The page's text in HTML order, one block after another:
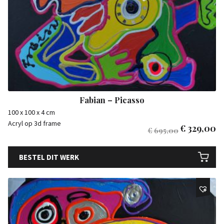
Fabian – Picasso
100 x 100 x 4 cm
Acryl op 3d frame
€695,00€ 329,00
BESTEL DIT WERK